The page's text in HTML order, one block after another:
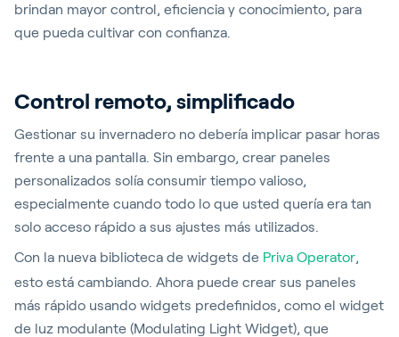
brindan mayor control, eficiencia y conocimiento, para
que pueda cultivar con confianza.
Control remoto, simplificado
Gestionar su invernadero no debería implicar pasar horas
frente a una pantalla. Sin embargo, crear paneles
personalizados solía consumir tiempo valioso,
especialmente cuando todo lo que usted quería era tan
solo acceso rápido a sus ajustes más utilizados.
Con la nueva biblioteca de widgets de Priva Operator,
esto está cambiando. Ahora puede crear sus paneles
más rápido usando widgets predefinidos, como el widget
de luz modulante (Modulating Light Widget), que